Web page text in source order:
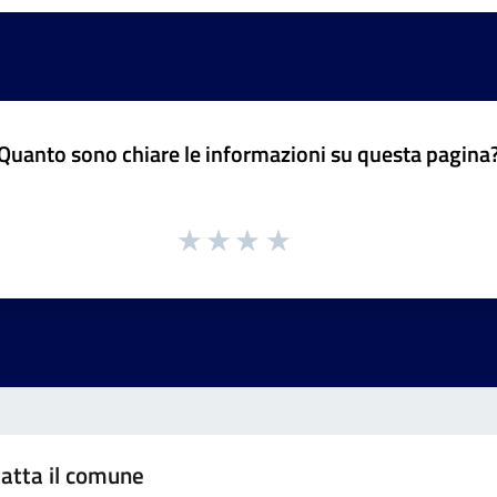
sono chiare le informazioni su questa
il comune